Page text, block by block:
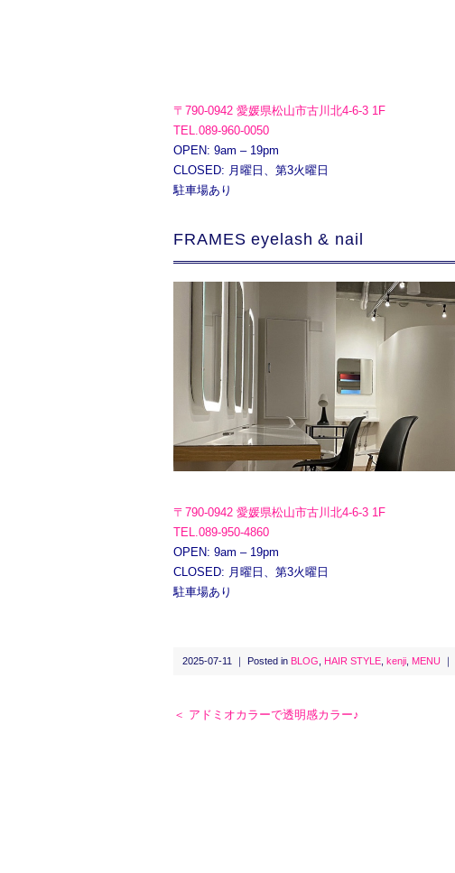
〒790-0942 愛媛県松山市古川北4-6-3 1F
TEL.089-960-0050
OPEN: 9am – 19pm
CLOSED: 月曜日、第3火曜日
駐車場あり
FRAMES eyelash & nail
〒790-0942 愛媛県松山市古川北4-6-3 1F
TEL.089-950-4860
OPEN: 9am – 19pm
CLOSED: 月曜日、第3火曜日
駐車場あり
2025-07-11 ｜ Posted in BLOG HAIR STYLE kenji MENU ｜
＜ アドミオカラーで透明感カラー♪